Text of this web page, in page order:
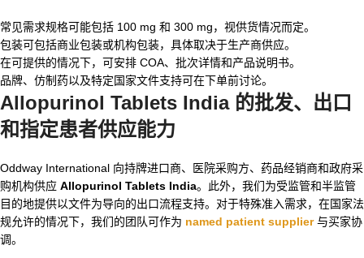
常见需求规格可能包括 100 mg 和 300 mg，视供货情况而定。
包装可包括商业包装或机构包装，具体取决于生产商供应。
在可提供的情况下，可安排 COA、批次详情和产品说明书。
品牌、仿制药以及特定国家文件支持可在下单前讨论。
Allopurinol Tablets India 的批发、出口
和指定患者供应能力
Oddway International 向持牌进口商、医院采购方、药品经销商和政府采
购机构供应 Allopurinol Tablets India。此外，我们为受监管和半监管
目的地提供以文件为导向的出口流程支持。对于特殊准入需求，在国家法
规允许的情况下，我们的团队可作为 named patient supplier与买家协
调。